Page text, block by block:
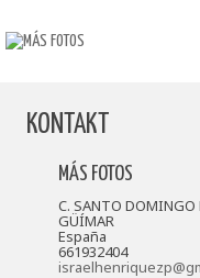
KONTAKT
MÁS FOTOS
C. SANTO DOMINGO
GÜÍMAR
España
661932404